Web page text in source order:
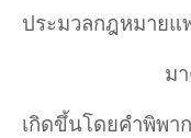
ประมวลกฎหมาย
ม
เกิดขึ้นโดยคำพิพา